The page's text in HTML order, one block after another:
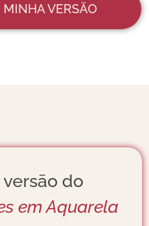
VERSÃO
do
em Aquarela